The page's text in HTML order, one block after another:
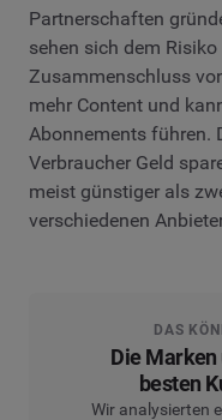
Partnerschaften
sehen sich dem
Zusammenschluss
mehr Content und
Abonnements führen.
Verbraucher Geld
meist günstiger als
verschiedenen
DAS
Die
besten
Wir analysierten